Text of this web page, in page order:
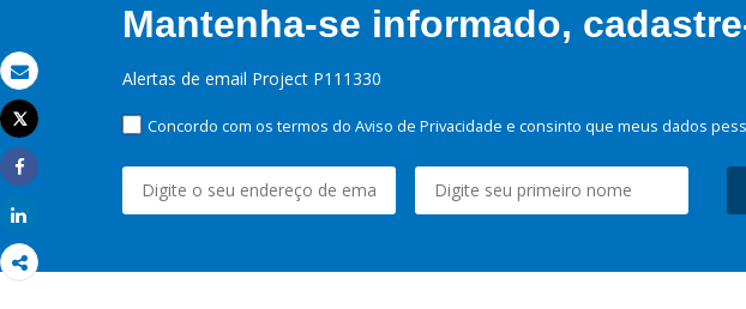
Email
Imprimir
Tweet
Share
Mantenha-se informado,
Alertas de email Project P111330
Concordo com os termos do Aviso de Privacidade e consinto que meus dados